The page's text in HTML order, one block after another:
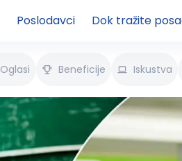
Poslodavci Dok tražite
Oglasi Beneficije Iskustva